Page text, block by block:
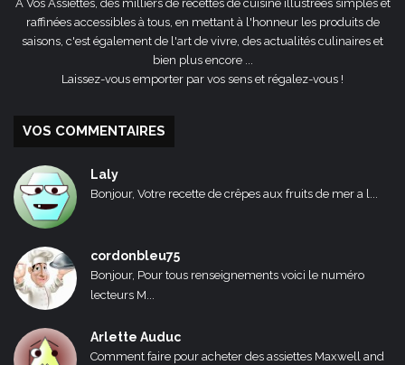
A Vos Assiettes, des milliers de recettes de cuisine illustrées simples et
raffinées accessibles à tous, en mettant à l'honneur les produits de
saisons, c'est également de l'art de vivre, des actualités culinaires et
bien plus encore ...
Laissez-vous emporter par vos sens et régalez-vous !
VOS COMMENTAIRES
Laly
Bonjour, Votre recette de crêpes aux fruits de mer a l...
cordonbleu75
Bonjour, Pour tous renseignements voici le numéro
lecteurs M...
Arlette Auduc
Comment faire pour acheter des assiettes Maxwell and